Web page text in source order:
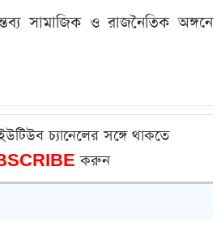
সামাজিক ও রাজনৈতিক অঙ্গনে
চ্যানেলের সঙ্গে থাকতে
করুন